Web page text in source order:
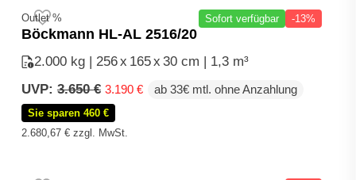
Sofort verfügbar -13%
Outlet %
Böckmann HL-AL 2516/20
2.000 kg | 256x165x30 cm | 1,3 m³
UVP: 3.650€ Ursprünglicher
Preis
war:
3.650 €
3.190 €
Aktueller
ab 33€ mtl. ohne Anzahlung
Sie sparen 460 €
2.680,67 €zzgl. MwSt.